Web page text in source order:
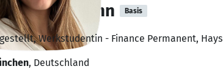
Hofmann Basis
Werkstudentin - Finance Permanent, Hays
, Deutschland